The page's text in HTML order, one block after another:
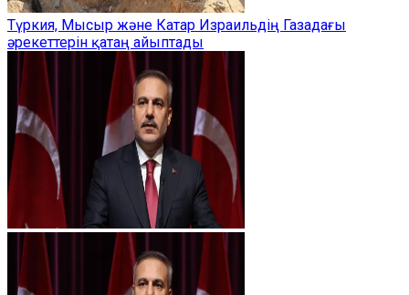
Түркия, Мысыр және Катар Израильдің Газадағы
әрекеттерін қатаң айыптады